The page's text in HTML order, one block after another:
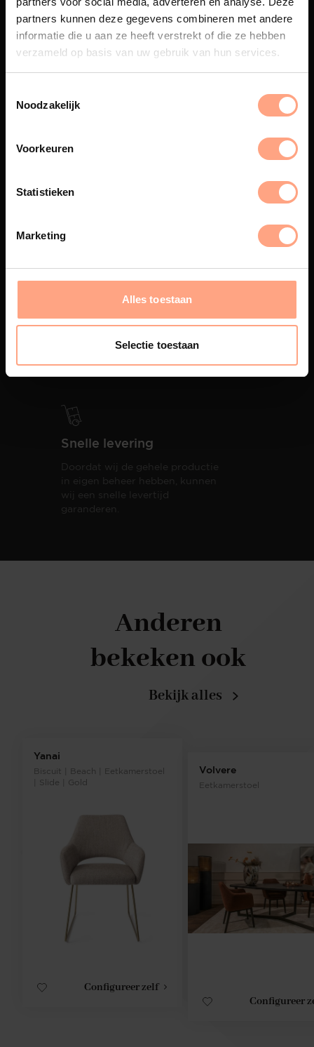
partners kunnen deze gegevens combineren met andere
informatie die u aan ze heeft verstrekt of die ze hebben
verzameld op basis van uw gebruik van hun services.
Noodzakelijk
Voorkeuren
Statistieken
Marketing
Alles toestaan
Selectie toestaan
Maatwerk
Een exclusieve handgemaakte
beleving, waar Nederlands
Spuiterij
eigen spuiterij afgewerkt met
Interieur inrichting
PUUUR biedt volledige
oplevering,met als resultaat een
totale woonbeleving.
Snelle levering
Doordat wij de gehele productie
in eigen beheer hebben, kunnen
wij een snelle levertijd
garanderen.
Yanai
Biscuit | Beach | Eetkamerstoel
| Slide | Gold
Configureer zelf
Volvere
Eetkamerstoel
Configureer
Anderen
bekeken ook
Bekijk alles